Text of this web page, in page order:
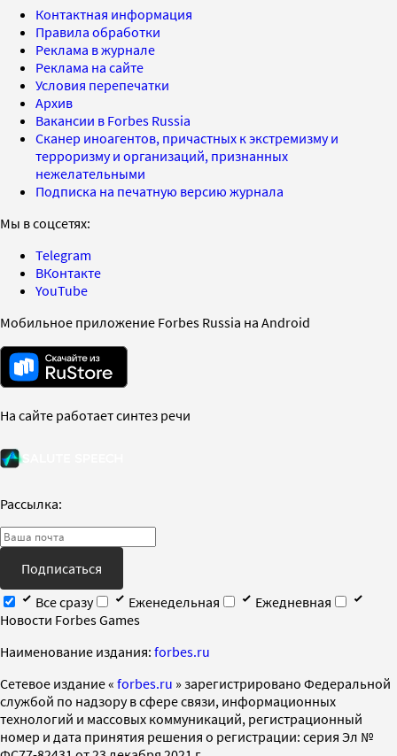
Контактная информация
Правила обработки
Реклама в журнале
Реклама на сайте
Условия перепечатки
Архив
Вакансии в Forbes Russia
Сканер иноагентов, причастных к экстремизму и
терроризму и организаций, признанных
нежелательными
Подписка на печатную версию журнала
Мы в соцсетях:
Telegram
ВКонтакте
YouTube
Мобильное приложение Forbes Russia на Android
На сайте работает синтез речи
Рассылка:
Подписаться
Все сразу
Еженедельная
Ежедневная
Новости Forbes Games
Наименование издания: forbes.ru
Cетевое издание « forbes.ru » зарегистрировано Федеральной
службой по надзору в сфере связи, информационных
технологий и массовых коммуникаций, регистрационный
номер и дата принятия решения о регистрации: серия Эл №